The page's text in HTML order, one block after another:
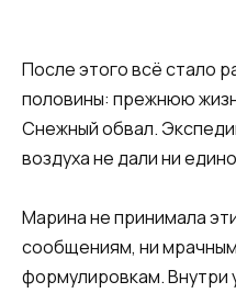
После этого всё стало
половины: прежнюю
Снежный обвал.
воздуха не дали ни
Марина не принимала
сообщениям, ни
формулировкам. Внутри